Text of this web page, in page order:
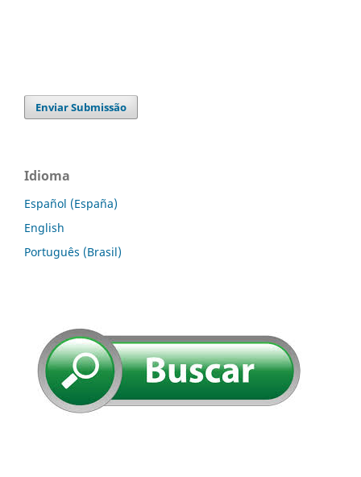
Enviar Submissão
Idioma
Español (España)
English
Português (Brasil)